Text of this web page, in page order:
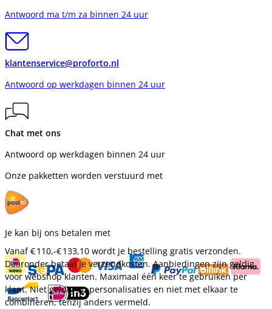
Antwoord ma t/m za binnen 24 uur
klantenservice@proforto.nl
Antwoord op werkdagen binnen 24 uur
Chat met ons
Antwoord op werkdagen binnen 24 uur
Onze pakketten worden verstuurd met
Je kan bij ons betalen met
Vanaf€ 110,-€ 133,10 wordt je bestelling gratis verzonden.
Daaronder betaal je verzendkosten. Aanbiedingen zijn geldig
voor webshop klanten. Maximaal één keer te gebruiken per
klant. Niet geldig op personalisaties en niet met elkaar te
combineren, tenzij anders vermeld.